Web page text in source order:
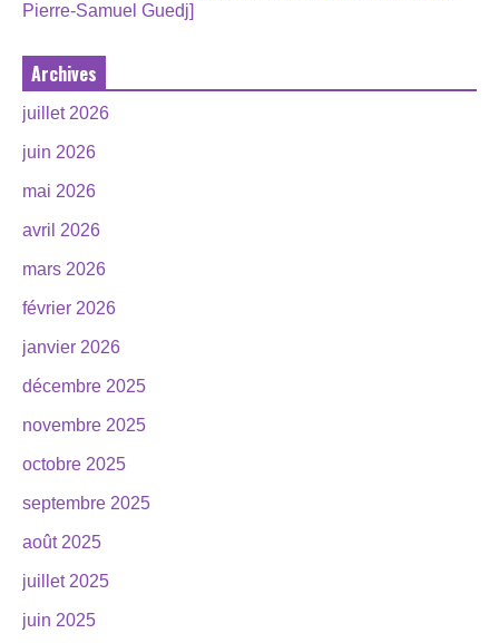
Pierre-Samuel Guedj]
Archives
juillet 2026
juin 2026
mai 2026
avril 2026
mars 2026
février 2026
janvier 2026
décembre 2025
novembre 2025
octobre 2025
septembre 2025
août 2025
juillet 2025
juin 2025